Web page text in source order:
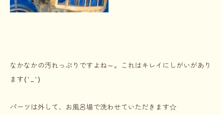
なかなかの汚れっぷりですよね～。これはキレイにしがいがあり
ます(^_^)
パーツは外して、お風呂場で洗わせていただきます☆